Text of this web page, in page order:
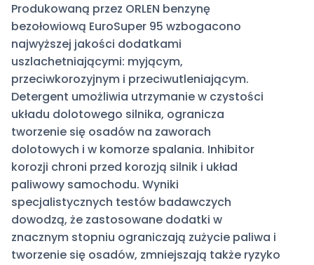
Produkowaną przez ORLEN benzynę
bezołowiową EuroSuper 95 wzbogacono
najwyższej jakości dodatkami
uszlachetniającymi: myjącym,
przeciwkorozyjnym i przeciwutleniającym.
Detergent umożliwia utrzymanie w czystości
układu dolotowego silnika, ogranicza
tworzenie się osadów na zaworach
dolotowych i w komorze spalania. Inhibitor
korozji chroni przed korozją silnik i układ
paliwowy samochodu. Wyniki
specjalistycznych testów badawczych
dowodzą, że zastosowane dodatki w
znacznym stopniu ograniczają zużycie paliwa i
tworzenie się osadów, zmniejszają także ryzyko